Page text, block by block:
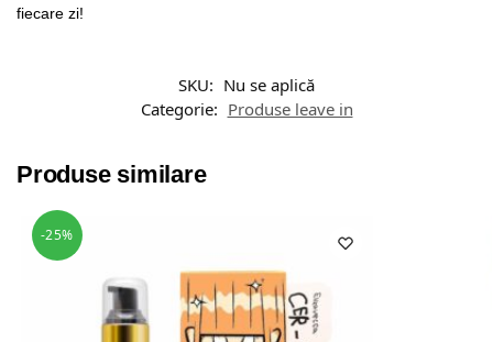
fiecare zi!
SKU: Nu se aplică
Categorie: Produse leave in
Produse similare
-25%